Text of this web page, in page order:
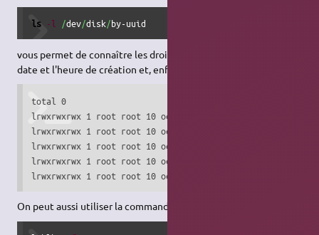
ls -l /dev/disk/by-uuid
vous permet de connaître les droits d'accès, le propriétaire, la
date et l'heure de création et, enfin, l'UUID.
total 0
lrwxrwxrwx 1 root root 10 oct.  22 18:05 2c313d40-6bdc-
lrwxrwxrwx 1 root root 10 oct.  22 18:05 8244710a-5cce-
lrwxrwxrwx 1 root root 10 oct.  22 18:05 8bf33340-e94c-
lrwxrwxrwx 1 root root 10 oct.  22 18:05 ac56a704-260b-
lrwxrwxrwx 1 root root 10 oct.  22 18:05
On peut aussi utiliser la commande